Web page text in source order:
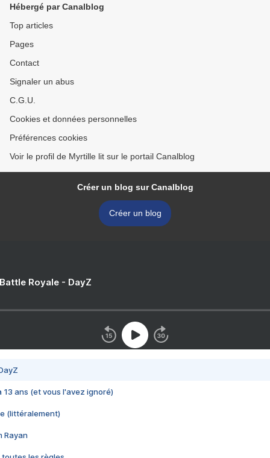
Hébergé par Canalblog
Top articles
Pages
Contact
Signaler un abus
C.G.U.
Cookies et données personnelles
Préférences cookies
Voir le profil de Myrtille lit sur le portail Canalblog
Créer un blog sur Canalblog
Créer un blog
Royale - DayZ
13 ans (et vous l'avez ignoré)
(littéralement)
Rayan